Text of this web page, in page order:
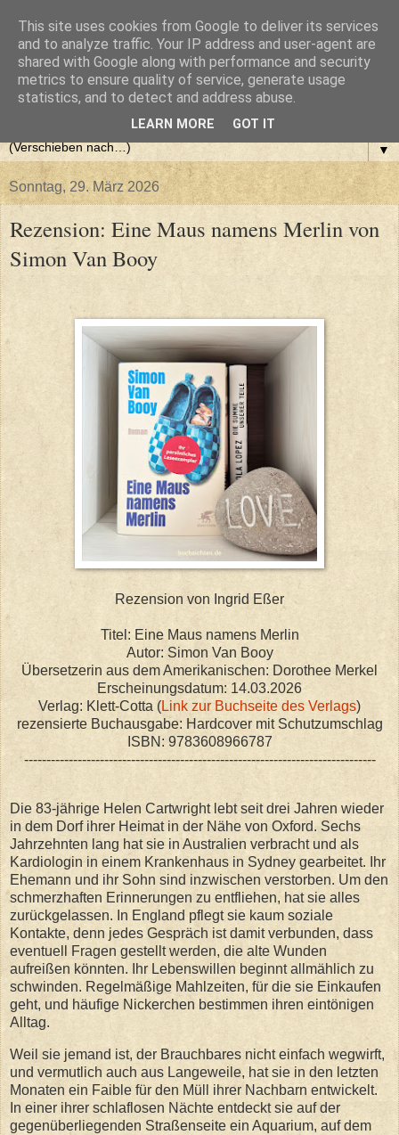
▼
Sonntag, 29. März 2026
Rezension: Eine Maus namens Merlin von
Simon Van Booy
Rezension von Ingrid Eßer
Titel: Eine Maus namens Merlin
Autor: Simon Van Booy
Übersetzerin aus dem Amerikanischen: Dorothee Merkel
Erscheinungsdatum: 14.03.2026
Verlag: Klett-Cotta (Link zur Buchseite des Verlags)
rezensierte Buchausgabe: Hardcover mit Schutzumschlag
ISBN: 9783608966787
-------------------------------------------------------------------------------
Die 83-jährige Helen Cartwright lebt seit drei Jahren wieder
in dem Dorf ihrer Heimat in der Nähe von Oxford. Sechs
Jahrzehnten lang hat sie in Australien verbracht und als
Kardiologin in einem Krankenhaus in Sydney gearbeitet. Ihr
Ehemann und ihr Sohn sind inzwischen verstorben. Um den
schmerzhaften Erinnerungen zu entfliehen, hat sie alles
zurückgelassen. In England pflegt sie kaum soziale
Kontakte, denn jedes Gespräch ist damit verbunden, dass
eventuell Fragen gestellt werden, die alte Wunden
aufreißen könnten. Ihr Lebenswillen beginnt allmählich zu
schwinden. Regelmäßige Mahlzeiten, für die sie Einkaufen
geht, und häufige Nickerchen bestimmen ihren eintönigen
Alltag.
Weil sie jemand ist, der Brauchbares nicht einfach wegwirft,
und vermutlich auch aus Langeweile, hat sie in den letzten
Monaten ein Faible für den Müll ihrer Nachbarn entwickelt.
In einer ihrer schlaflosen Nächte entdeckt sie auf der
gegenüberliegenden Straßenseite ein Aquarium, auf dem
This site uses cookies from Google to deliver its services
and to analyze traffic. Your IP address and user-agent are
shared with Google along with performance and security
metrics to ensure quality of service, generate usage
statistics, and to detect and address abuse.
LEARN MORE GOT IT